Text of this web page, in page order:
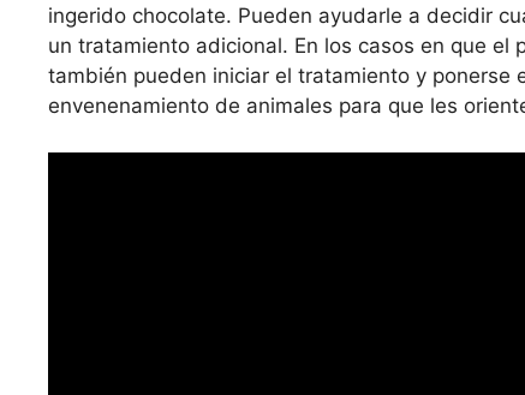
ingerido chocolate. Pueden ayudarle a decidir
un tratamiento adicional. En los casos en que
también pueden iniciar el tratamiento y ponerse
envenenamiento de animales para que les